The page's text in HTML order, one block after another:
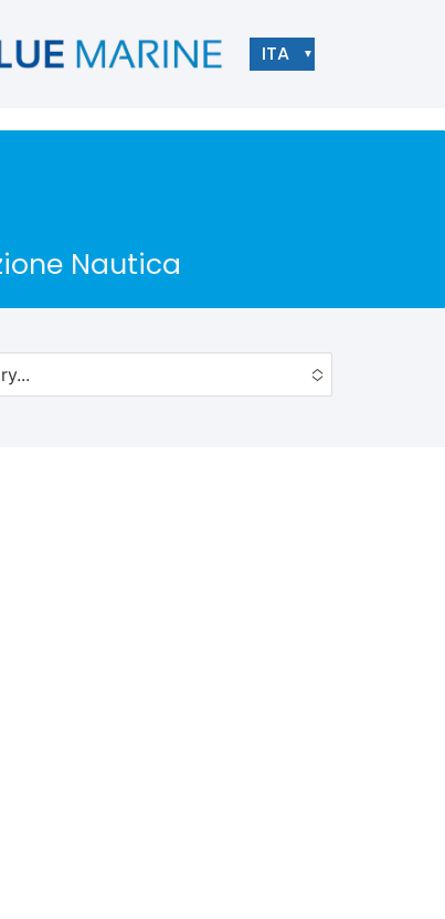
ITA ▼
Nautica